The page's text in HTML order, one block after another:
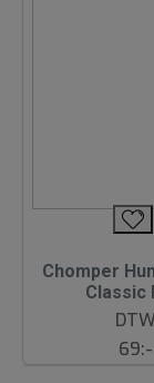
Chomper
Classic
DTW
69:-